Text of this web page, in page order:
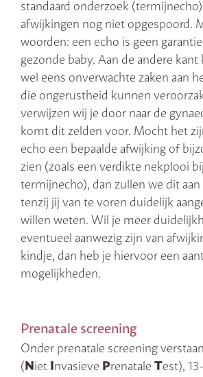
standaard onderzoek
afwijkingen nog niet opgespoord.
woorden: een echo is geen
gezonde baby. Aan de andere kant
wel eens onverwachte zaken aan
die ongerustheid kunnen
verwijzen wij je door naar de
komt dit zelden voor. Mocht het
echo een bepaalde afwijking of
zien (zoals een verdikte nekplooi
termijnecho), dan zullen we dit
tenzij jij van te voren duidelijk
willen weten. Wil je meer
eventueel aanwezig zijn van
kindje, dan heb je hiervoor een
mogelijkheden.
Prenatale screening
Onder prenatale screening
(Niet Invasieve Prenatale Test),